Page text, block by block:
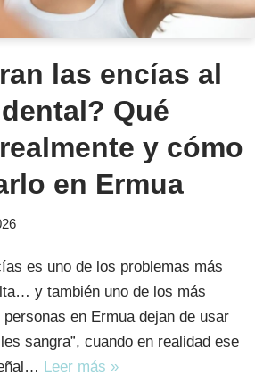
las encías al
Qué
y cómo
en Ermua
es uno de los problemas más
y también uno de los más
en Ermua dejan de usar
sangra”, cuando en realidad ese
Leer más »